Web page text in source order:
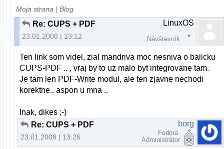
Moja strana |Blog
Re: CUPS + PDF
23.01.2008 | 13:12
LinuxOS
Návštevník
Ten link som videl, zial mandriva moc nesniva o balicku
CUPS-PDF .. , vraj by to uz malo byt integrovane tam.
Je tam len PDF-Write modul, ale ten zjavne nechodi
korektne.. aspon u mna ..
Inak, dikes ;-)
Re: CUPS + PDF
23.01.2008 | 13:26
borg
Fedora
Administrátor